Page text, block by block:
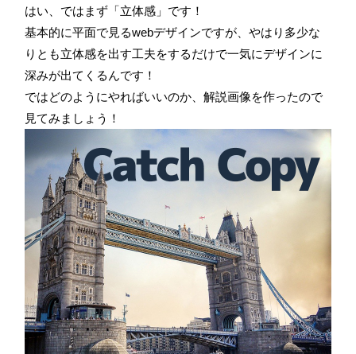
はい、ではまず「立体感」です！
基本的に平面で見るwebデザインですが、やはり多少な
りとも立体感を出す工夫をするだけで一気にデザインに
深みが出てくるんです！
ではどのようにやればいいのか、解説画像を作ったので
見てみましょう！